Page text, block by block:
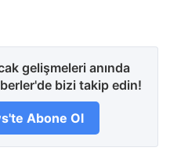
gelişmeleri anında
bizi takip edin!
Abone Ol